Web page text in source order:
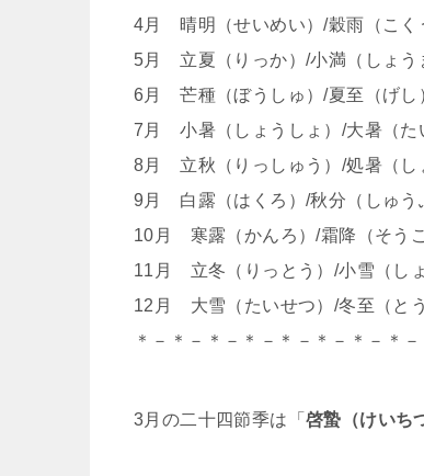
4月 晴明（せいめい）/穀雨（こく
5月 立夏（りっか）/小満（しょう
6月 芒種（ぼうしゅ）/夏至（げし
7月 小暑（しょうしょ）/大暑（た
8月 立秋（りっしゅう）/処暑（し
9月 白露（はくろ）/秋分（しゅう
10月 寒露（かんろ）/霜降（そうこ
11月 立冬（りっとう）/小雪（しょ
12月 大雪（たいせつ）/冬至（とう
＊－＊－＊－＊－＊－＊－＊－＊－
3月の二十四節季は「 啓蟄（けいち